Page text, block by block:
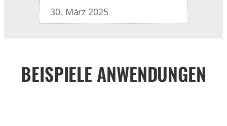
30. März 2025
BEISPIELE ANWENDUNGEN